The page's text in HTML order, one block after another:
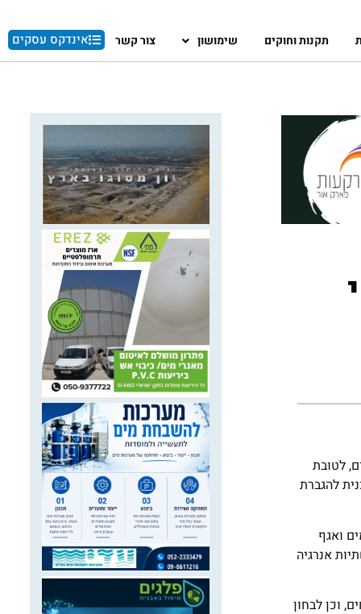
תקנות וחוקים שימושון צור קשר אינדקס עסקים
לטובת
עלותם לחקלאות. מהלך זה מתבצע בהמשך לסעיף 30 להחלטת ממשלה מספר 213 ("תכנית להגברת
ואגף
אנרגיה
וכן לבחון